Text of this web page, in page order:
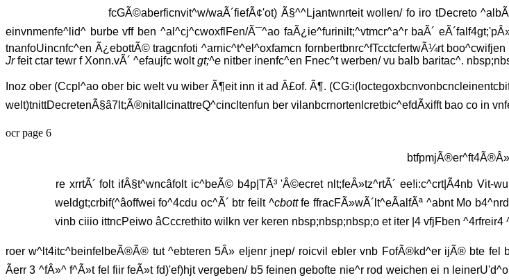
fcGÃ©aberficnvit^w/waÃ´fiefÃ¢'ot) Ã§^^Ljantwnrteit wollen/ fo iro tDecreto
einvnmenfe^lid^ burbe vff ben ^al^cj^cwoxflFen/Ã¯^ao faÃ¿ie^furinilt;^vtmcr^a^r baÃ´
tnanfoUincnfc^en Ã¿ebottÃ© tragcnfoti ^arnic^t^el^oxfamcn fornbertbnrc^fTcctcfertwÃ¼rt
Jrfeit ctar tewr f Xonn.vÃ´ ^efaujfc woltgt;^e nitber inenfc^en Fnec^t werben/ vu balb baritac^.
Inoz ober (Ccpl^ao ober bic welt vu wiber Ã¶eit inn it ad Â£of. Ã¶.
welt)tnittDecretenÃ§â7lt;Ã®nitallcinattreQ^cincltenfun ber vilanbcrnortenlcretbic^efdÃxifft bao co in
ocr page 6
re xrrtÃ´ folt ifÂ§t^wncâfolt ic^beÃ© b4p|TÃ³ 'Â©ecret nlt;feÂ»tz^rtÃ´ ee!i:c^crt|Ã4nb Vit-
weldgt;crbif(^âoffwei fo^4cdu oc^Ã´ btr feilt ^cbottfe ffracFÃ»wÃ´lt^eÃalfÃª ^abnt Mo
vinb ciiio ittncPeiwo âCccrethito wilkn ver keren nbsp;nbsp;nbsp;o et iter |4 vfjFben ^4rfreir4
roer w^lt4itc^beinfelbeÃ®Ã® tut ^ebteren 5Â» eljenr jnep/ roicvil ebler vnb FofÃ®kd^er ijÃ® bte fel
Ãerr 3 ^fÂ»^ f^Ã»t fel fiir feÃ»t fd)'ef)hjt vergeben/ b5 feinen gebofte nie^r rod weichen ei n